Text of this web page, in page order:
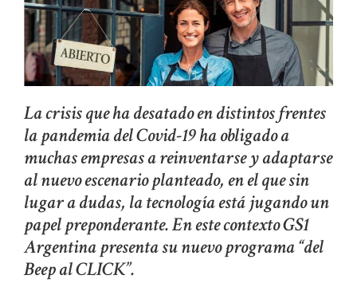
La crisis que ha desatado en distintos frentes
la pandemia del Covid-19 ha obligado a
muchas empresas a reinventarse y adaptarse
al nuevo escenario planteado, en el que sin
lugar a dudas, la tecnología está jugando un
papel preponderante. En este contexto GS1
Argentina presenta su nuevo programa “del
Beep al CLICK”.